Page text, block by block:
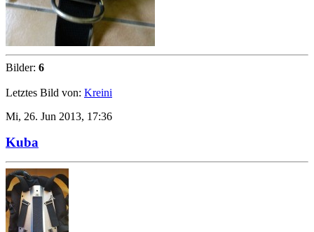
Bilder: 6
Letztes Bild von: Kreini
Mi, 26. Jun 2013, 17:36
Kuba